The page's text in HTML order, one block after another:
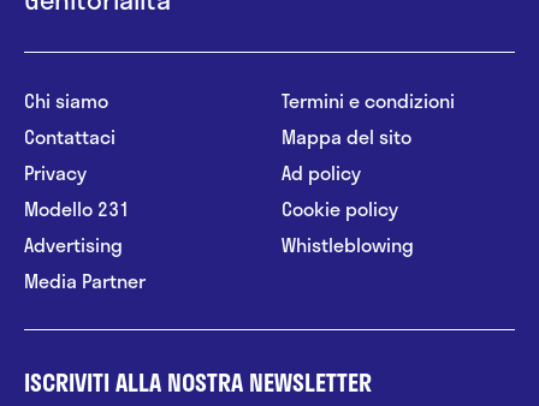
Chi siamo
Contattaci
Privacy
Modello 231
Advertising
Media Partner
Termini e condizioni
Mappa del sito
Ad policy
Cookie policy
Whistleblowing
ISCRIVITI ALLA NOSTRA NEWSLETTER